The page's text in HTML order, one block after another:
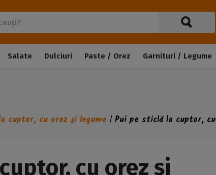
Salate Dulciuri Paste / Orez Garnituri / Legume
cuptor, cu orez și legume / Pui pe sticlă la cuptor,
cu orez și